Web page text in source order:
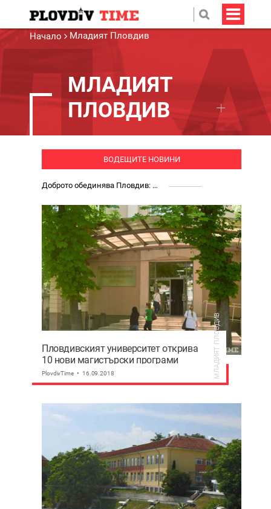
Начало Младият Пловдив
МЛАДИЯТ
ПЛОВДИВ
ВОДЕЩИТЕ НОВИНИ
Доброто обединява Пловдив: Доброволци на БМЧК, студенти и детски градини осигуриха нова апаратура за детската клиника
Пловдивският университет открива
10 нови магистърски програми
PlovdivTime 16.09.2018 МЛАДИЯТ ПЛОВДИВ